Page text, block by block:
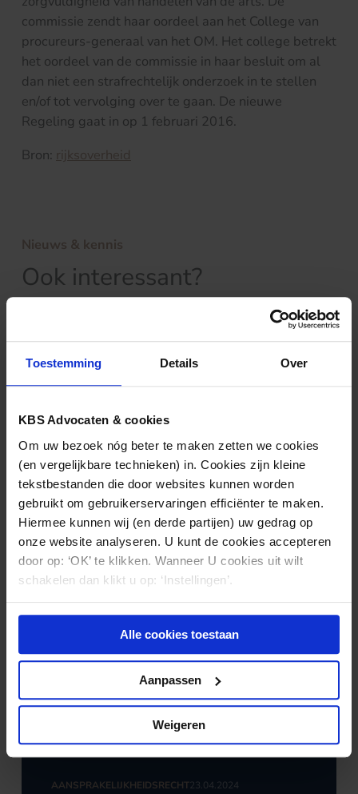
Toestemming Details Over
KBS Advocaten & cookies
Om uw bezoek nóg beter te maken zetten we cookies
(en vergelijkbare technieken) in. Cookies zijn kleine
tekstbestanden die door websites kunnen worden
gebruikt om gebruikerservaringen efficiënter te maken.
Hiermee kunnen wij (en derde partijen) uw gedrag op
onze website analyseren. U kunt de cookies accepteren
door op: ‘OK’ te klikken. Wanneer U cookies uit wilt
schakelen dan klikt u op: ‘Instellingen’.
Alle cookies toestaan
Aanpassen
Weigeren
commissie zendt haar oordeel aan het College van
procureurs-generaal van het OM. Het college betrekt
het oordeel van de commissie in haar besluit om al
dan niet een strafrechtelijk onderzoek in te stellen
en/of tot vervolging over te gaan. De nieuwe
Regeling gaat in op 1 februari 2016.
Bron: rijksoverheid
Nieuws & kennis
Ook interessant?
MEDISCHE
AANSPRAKELIJKHEID
29.09.2025
Blokkeringsrecht: een schild, geen zwaard
AANSPRAKELIJKHEIDSRECHT23.04.2024